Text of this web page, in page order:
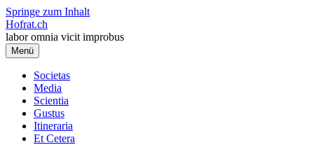
Springe zum Inhalt
Hofrat.ch
labor omnia vicit improbus
Menü
Societas
Media
Scientia
Gustus
Itineraria
Et Cetera